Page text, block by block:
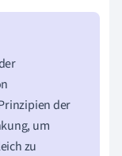
der
um
zu